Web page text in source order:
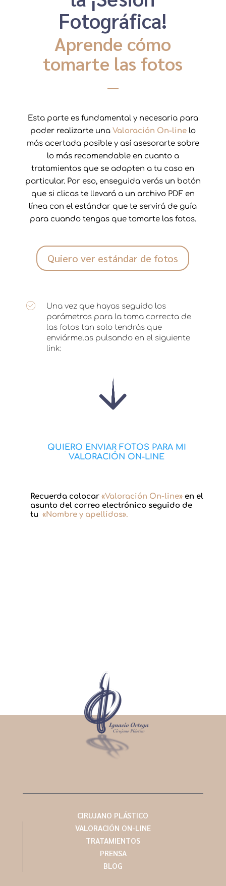
Fotográfica!
Aprende cómo
tomarte las fotos
Esta parte es fundamental y necesaria para
poder realizarte una Valoración On-linelo
más acertada posible y así asesorarte sobre
lo más recomendable en cuanto a
tratamientos que se adapten a tu caso en
particular. Por eso, enseguida verás un botón
que si clicas te llevará a un archivo PDF en
línea con el estándar que te servirá de guía
para cuando tengas que tomarte las fotos.
Quiero ver estándar de fotos
Una vez que hayas seguido los
parámetros para la toma correcta de
las fotos tan solo tendrás que
enviármelas pulsando en el siguiente
link:
QUIERO ENVIAR FOTOS PARA MI
VALORACIÓN ON-LINE
Recuerda colocar «Valoración On-line»en el
asunto del correo electrónico seguido de
tu «Nombre y apellidos».
CIRUJANO PLÁSTICO
VALORACIÓN ON-LINE
TRATAMIENTOS
PRENSA
BLOG